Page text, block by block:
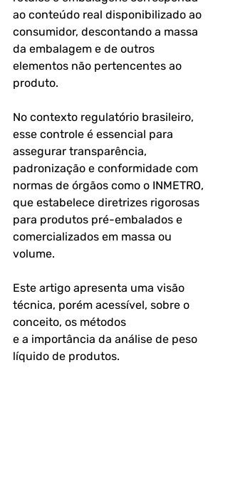
ao conteúdo real disponibilizado ao
consumidor, descontando a massa
da embalagem e de outros
elementos não pertencentes ao
produto.
No contexto regulatório brasileiro,
esse controle é essencial para
assegurar transparência,
padronização e conformidade com
normas de órgãos como o INMETRO,
que estabelece diretrizes rigorosas
para produtos pré-embalados e
comercializados em massa ou
volume.
Este artigo apresenta uma visão
técnica, porém acessível, sobre o
conceito, os métodos
e a importância da análise de peso
líquido de produtos.